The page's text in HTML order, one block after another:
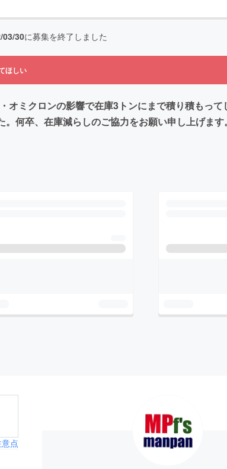
03/30に募集を終了しました
ほしい
ミクロンの影響で在庫3トンにまで積り積もって
何卒、在庫減らしのご協力をお願い申し上げます。
点